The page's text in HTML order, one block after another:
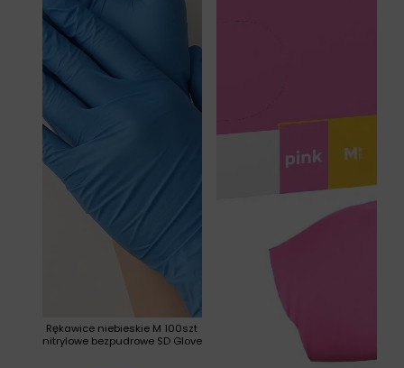
Rękawice niebieskie M 100szt
nitrylowe bezpudrowe SD Glove